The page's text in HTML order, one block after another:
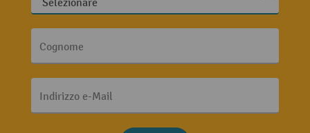
Cognome
Indirizzo e-Mail